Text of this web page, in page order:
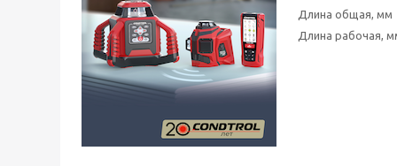
Длина общая, мм
Длина рабочая,